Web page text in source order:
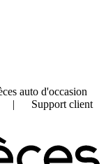
auto d'occasion
| Support client